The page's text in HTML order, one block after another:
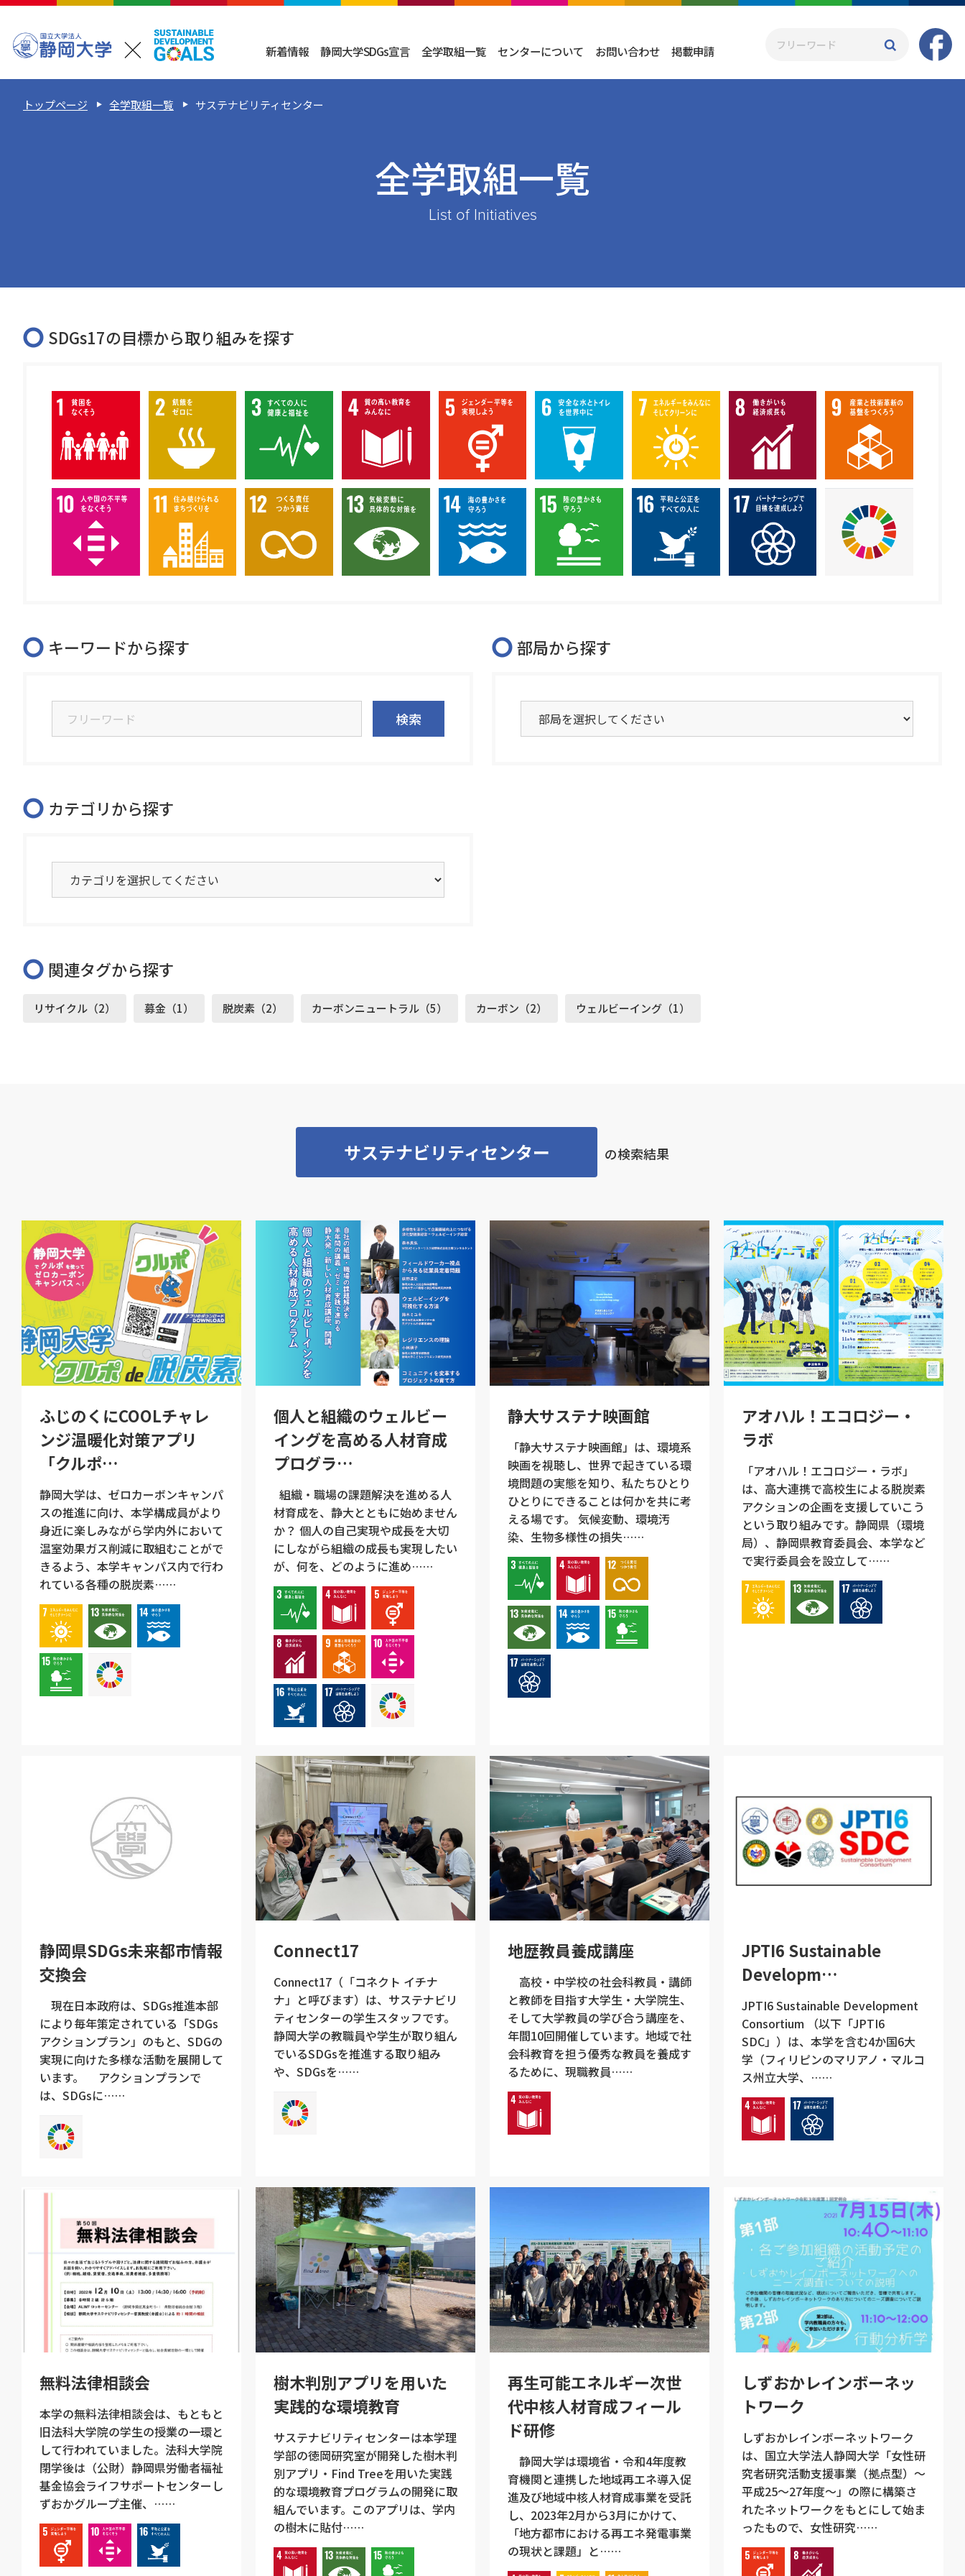
新着情報 静岡大学SDGs宣言 全学取組一覧 センターについて お問い合わせ 掲載申請
トップページ 全学取組一覧 サステナビリティセンター
全学取組一覧
List of Initiatives
SDGs17の目標から取り組みを探す
キーワードから探す 部局から探す
カテゴリから探す
関連タグから探す
リサイクル（2） 募金（1） 脱炭素（2） カーボンニュートラル（5） カーボン（2） ウェルビーイング（1）
サステナビリティセンター の検索結果
ふじのくにCOOLチャレ
ンジ温暖化対策アプリ
「クルポ…
静岡大学は、ゼロカーボンキャンパ
スの推進に向け、本学構成員がより
身近に楽しみながら学内外において
温室効果ガス削減に取組むことがで
きるよう、本学キャンパス内で行わ
れている各種の脱炭素……
個人と組織のウェルビー
イングを高める人材育成
プログラ…
組織・職場の課題解決を進める人
材育成を、静大とともに始めません
か？ 個人の自己実現や成長を大切
にしながら組織の成長も実現したい
が、何を、どのように進め……
静大サステナ映画館
「静大サステナ映画館」は、環境系
映画を視聴し、世界で起きている環
境問題の実態を知り、私たちひとり
ひとりにできることは何かを共に考
える場です。 気候変動、環境汚
染、生物多様性の損失……
アオハル！エコロジー・
ラボ
「アオハル！エコロジー・ラボ」
は、高大連携で高校生による脱炭素
アクションの企画を支援していこう
という取り組みです。静岡県（環境
局）、静岡県教育委員会、本学など
で実行委員会を設立して……
静岡県SDGs未来都市情報
交換会
現在日本政府は、SDGs推進本部
により毎年策定されている「SDGs
アクションプラン」のもと、SDGの
実現に向けた多様な活動を展開して
います。 アクションプランで
は、SDGsに……
Connect17
Connect17（「コネクト イチナ
ナ」と呼びます）は、サステナビリ
ティセンターの学生スタッフです。
静岡大学の教職員や学生が取り組ん
でいるSDGsを推進する取り組み
や、SDGsを……
地歴教員養成講座
高校・中学校の社会科教員・講師
と教師を目指す大学生・大学院生、
そして大学教員の学び合う講座を、
年間10回開催しています。地域で社
会科教育を担う優秀な教員を養成す
るために、現職教員……
JPTI6 Sustainable
Developm…
JPTI6 Sustainable Development
Consortium （以下「JPTI6
SDC」）は、本学を含む4か国6大
学（フィリピンのマリアノ・マルコ
ス州立大学、……
無料法律相談会
本学の無料法律相談会は、もともと
旧法科大学院の学生の授業の一環と
して行われていました。法科大学院
閉学後は（公財）静岡県労働者福祉
基金協会ライフサポートセンターし
ずおかグループ主催、……
樹木判別アプリを用いた
実践的な環境教育
サステナビリティセンターは本学理
学部の徳岡研究室が開発した樹木判
別アプリ・Find Treeを用いた実践
的な環境教育プログラムの開発に取
組んでいます。このアプリは、学内
の樹木に貼付……
再生可能エネルギー次世
代中核人材育成フィール
ド研修
静岡大学は環境省・令和4年度教
育機関と連携した地域再エネ導入促
進及び地域中核人材育成事業を受託
し、2023年2月から3月にかけて、
「地方都市における再エネ発電事業
の現状と課題」と……
しずおかレインボーネッ
トワーク
しずおかレインボーネットワーク
は、国立大学法人静岡大学「女性研
究者研究活動支援事業（拠点型）～
平成25～27年度～」の際に構築さ
れたネットワークをもとにして始ま
ったもので、女性研究……